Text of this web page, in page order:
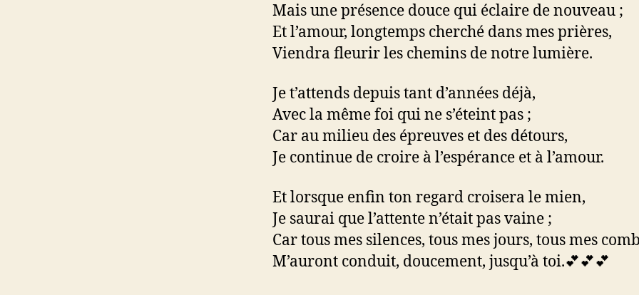
Mais une présence douce qui éclaire de nouveau ;
Et l’amour, longtemps cherché dans mes prières,
Viendra fleurir les chemins de notre lumière.
Je t’attends depuis tant d’années déjà,
Avec la même foi qui ne s’éteint pas ;
Car au milieu des épreuves et des détours,
Je continue de croire à l’espérance et à l’amour.
Et lorsque enfin ton regard croisera le mien,
Je saurai que l’attente n’était pas vaine ;
Car tous mes silences, tous mes jours, tous mes
M’auront conduit, doucement, jusqu’à toi.💕💕💕